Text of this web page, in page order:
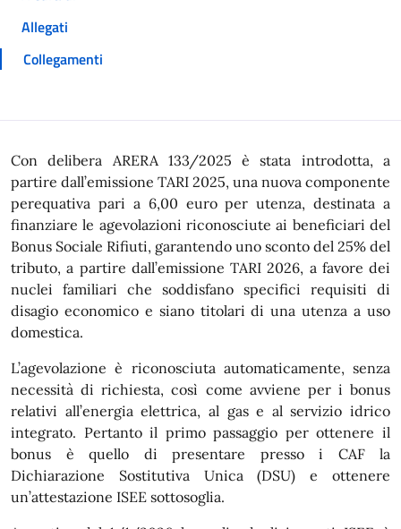
Allegati
Collegamenti
In dettaglio
Con delibera ARERA 133/2025 è stata introdotta, a
partire dall’emissione TARI 2025, una nuova componente
perequativa pari a 6,00 euro per utenza, destinata a
finanziare le agevolazioni riconosciute ai beneficiari del
Bonus Sociale Rifiuti, garantendo uno sconto del 25% del
tributo, a partire dall’emissione TARI 2026, a favore dei
nuclei familiari che soddisfano specifici requisiti di
disagio economico e siano titolari di una utenza a uso
domestica.
L’agevolazione è riconosciuta automaticamente, senza
necessità di richiesta, così come avviene per i bonus
relativi all’energia elettrica, al gas e al servizio idrico
integrato. Pertanto il primo passaggio per ottenere il
bonus è quello di presentare presso i CAF la
Dichiarazione Sostitutiva Unica (DSU) e ottenere
un’attestazione ISEE sottosoglia.